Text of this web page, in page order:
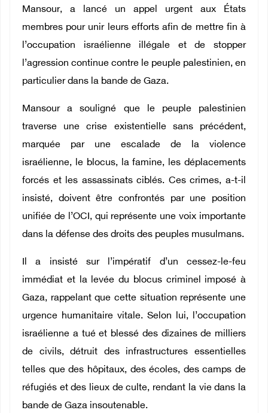
Mansour, a lancé un appel urgent aux États
membres pour unir leurs efforts afin de mettre fin à
l’occupation israélienne illégale et de stopper
l’agression continue contre le peuple palestinien, en
particulier dans la bande de Gaza.
Mansour a souligné que le peuple palestinien
traverse une crise existentielle sans précédent,
marquée par une escalade de la violence
israélienne, le blocus, la famine, les déplacements
forcés et les assassinats ciblés. Ces crimes, a-t-il
insisté, doivent être confrontés par une position
unifiée de l’OCI, qui représente une voix importante
dans la défense des droits des peuples musulmans.
Il a insisté sur l’impératif d’un cessez-le-feu
immédiat et la levée du blocus criminel imposé à
Gaza, rappelant que cette situation représente une
urgence humanitaire vitale. Selon lui, l’occupation
israélienne a tué et blessé des dizaines de milliers
de civils, détruit des infrastructures essentielles
telles que des hôpitaux, des écoles, des camps de
réfugiés et des lieux de culte, rendant la vie dans la
bande de Gaza insoutenable.